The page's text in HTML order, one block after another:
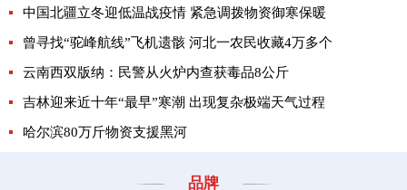
中国北疆立冬迎低温战疫情 紧急调拨物资御寒保暖
曾寻找“驼峰航线”飞机遗骸 河北一农民收藏4万多个
云南西双版纳：民警从火炉内查获毒品8公斤
吉林迎来近十年“最早”寒潮 出现复杂极端天气过程
哈尔滨80万斤物资支援黑河
品牌